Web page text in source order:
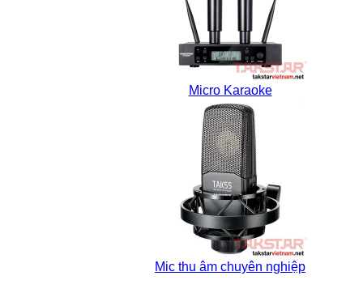
Micro Karaoke
Mic thu âm chuyên nghiệp